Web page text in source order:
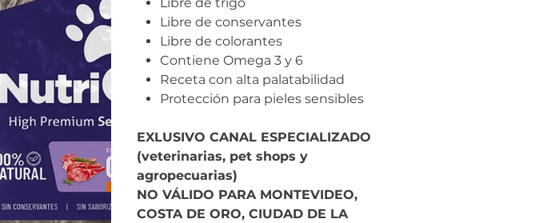
Libre de trigo
Libre de conservantes
Libre de colorantes
Contiene Omega 3 y 6
Receta con alta palatabilidad
Protección para pieles sensibles
EXLUSIVO CANAL ESPECIALIZADO
(veterinarias, pet shops y
agropecuarias)
NO VÁLIDO PARA MONTEVIDEO,
COSTA DE ORO, CIUDAD DE LA